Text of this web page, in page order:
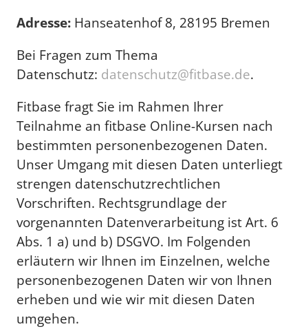
Adresse: Hanseatenhof 8, 28195 Bremen
Bei Fragen zum Thema
Datenschutz: datenschutz@fitbase.de.
Fitbase fragt Sie im Rahmen Ihrer
Teilnahme an fitbase Online-Kursen nach
bestimmten personenbezogenen Daten.
Unser Umgang mit diesen Daten unterliegt
strengen datenschutzrechtlichen
Vorschriften. Rechtsgrundlage der
vorgenannten Datenverarbeitung ist Art. 6
Abs. 1 a) und b) DSGVO. Im Folgenden
erläutern wir Ihnen im Einzelnen, welche
personenbezogenen Daten wir von Ihnen
erheben und wie wir mit diesen Daten
umgehen.